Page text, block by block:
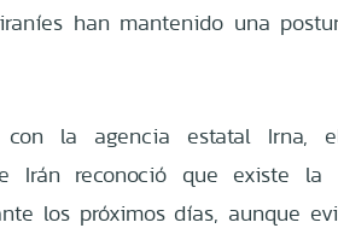
han mantenido una
con la agencia estatal Irna,
Irán reconoció que existe la
los próximos días, aunque